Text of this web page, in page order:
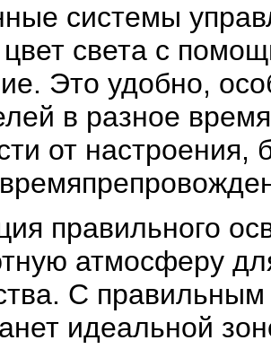
системы
цвет света с
Это удобно,
в разное
от
правильного
атмосферу
С
идеальной